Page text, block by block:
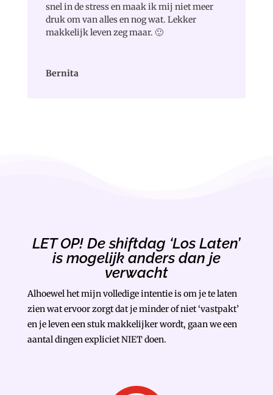
snel in de stress en maak ik mij niet meer
druk om van alles en nog wat. Lekker
makkelijk leven zeg maar. 🙂
Bernita
LET OP! De shiftdag ‘Los Laten’
is mogelijk anders dan je
verwacht
Alhoewel het mijn volledige intentie is om je te laten
zien wat ervoor zorgt dat je minder of niet ‘vastpakt’
en je leven een stuk makkelijker wordt, gaan we een
aantal dingen expliciet NIET doen.